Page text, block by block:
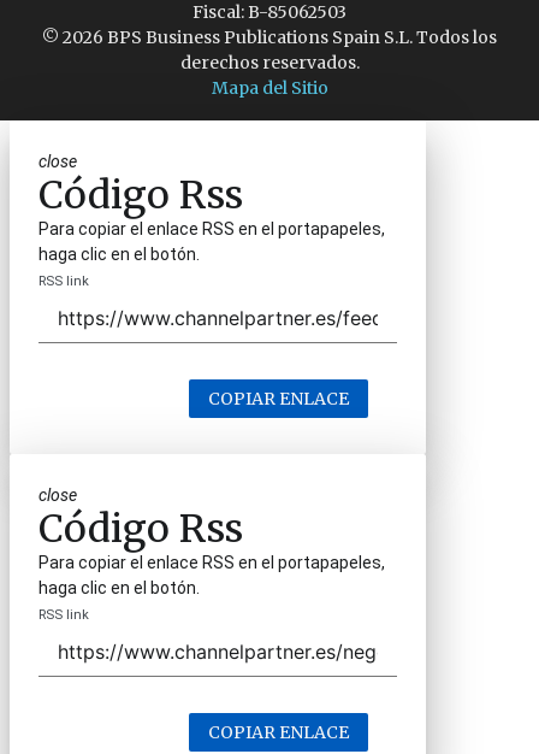
Fiscal: B-85062503
© 2026 BPS Business Publications Spain S.L. Todos los
derechos reservados.
Mapa del Sitio
close
Código Rss
Para copiar el enlace RSS en el portapapeles,
haga clic en el botón.
RSS link
COPIAR ENLACE
close
Código Rss
Para copiar el enlace RSS en el portapapeles,
haga clic en el botón.
RSS link
COPIAR ENLACE